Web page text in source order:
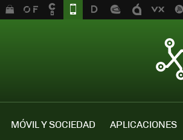
MÓVIL Y SOCIEDAD APLICACIONES